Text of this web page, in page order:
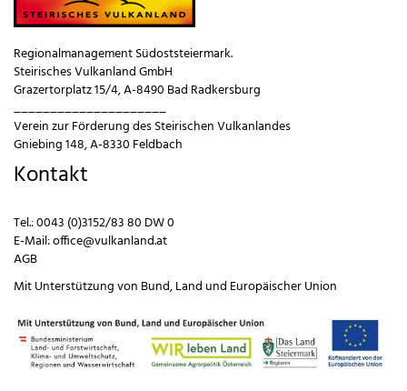
Regionalmanagement Südoststeiermark.
Steirisches Vulkanland GmbH
Grazertorplatz 15/4, A-8490 Bad Radkersburg
_____________________
Verein zur Förderung des Steirischen Vulkanlandes
Gniebing 148, A-8330 Feldbach
Kontakt
Tel.:0043 (0)3152/83 80 DW 0
E-Mail:office@vulkanland.at
AGB
Mit Unterstützung von Bund,Land und Europäischer Union